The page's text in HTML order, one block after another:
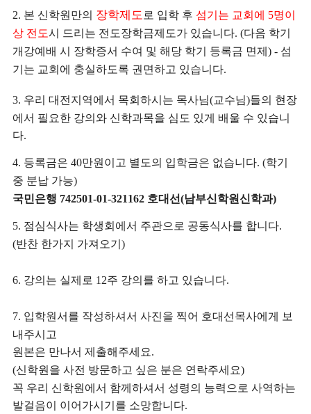
2. 본 신학원만의 장학제도로 입학 후 섬기는 교회에 5명이
상 전도시 드리는 전도장학금제도가 있습니다. (다음 학기
개강예배 시 장학증서 수여 및 해당 학기 등록금 면제) - 섬
기는 교회에 충실하도록 권면하고 있습니다.
3. 우리 대전지역에서 목회하시는 목사님(교수님)들의 현장
에서 필요한 강의와 신학과목을 심도 있게 배울 수 있습니
다.
4. 등록금은 40만원이고 별도의 입학금은 없습니다. (학기
중 분납 가능)
국민은행 742501-01-321162 호대선(남부신학원신학과)
5. 점심식사는 학생회에서 주관으로 공동식사를 합니다.
(반찬 한가지 가져오기)
6. 강의는 실제로 12주 강의를 하고 있습니다.
7. 입학원서를 작성하셔서 사진을 찍어 호대선목사에게 보
내주시고
원본은 만나서 제출해주세요.
(신학원을 사전 방문하고 싶은 분은 연락주세요)
꼭 우리 신학원에서 함께하셔서 성령의 능력으로 사역하는
발걸음이 이어가시기를 소망합니다.